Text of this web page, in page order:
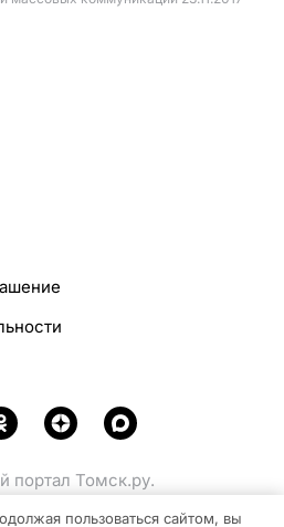
портал Томск.ру.
пользоваться сайтом, вы